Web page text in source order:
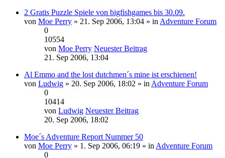
2 Gratis Puzzle Spiele von bigfishgames bis 30.09.
von Moe Perry » 21. Sep 2006, 13:04 » in Adventure Forum
0
10554
von Moe Perry Neuester Beitrag
21. Sep 2006, 13:04
Al Emmo and the lost dutchmen´s mine ist erschienen!
von Ludwig » 20. Sep 2006, 18:02 » in Adventure Forum
0
10414
von Ludwig Neuester Beitrag
20. Sep 2006, 18:02
Moe´s Adventure Report Nummer 50
von Moe Perry » 1. Sep 2006, 06:19 » in Adventure Forum
0